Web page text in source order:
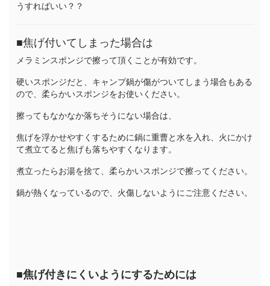
うすればいい？？
■焦げ付いてしまった場合は
メラミンスポンジで擦って頂くことが有効です。
硬いスポンジだと、キャンプ鍋が傷がついてしまう場合もある
ので、柔らかいスポンジをお使いください。
擦ってもなかなか落ちそうにない場合は、
焦げを浮かせやすくするために鍋に重曹と水を入れ、火にかけ
て煮立てると焦げも落ちやすくなります。
煮立ったらお湯を捨て、柔らかいスポンジで擦ってください。
鍋が熱くなっているので、火傷しないようにご注意ください。
■焦げ付きにくいようにするためには